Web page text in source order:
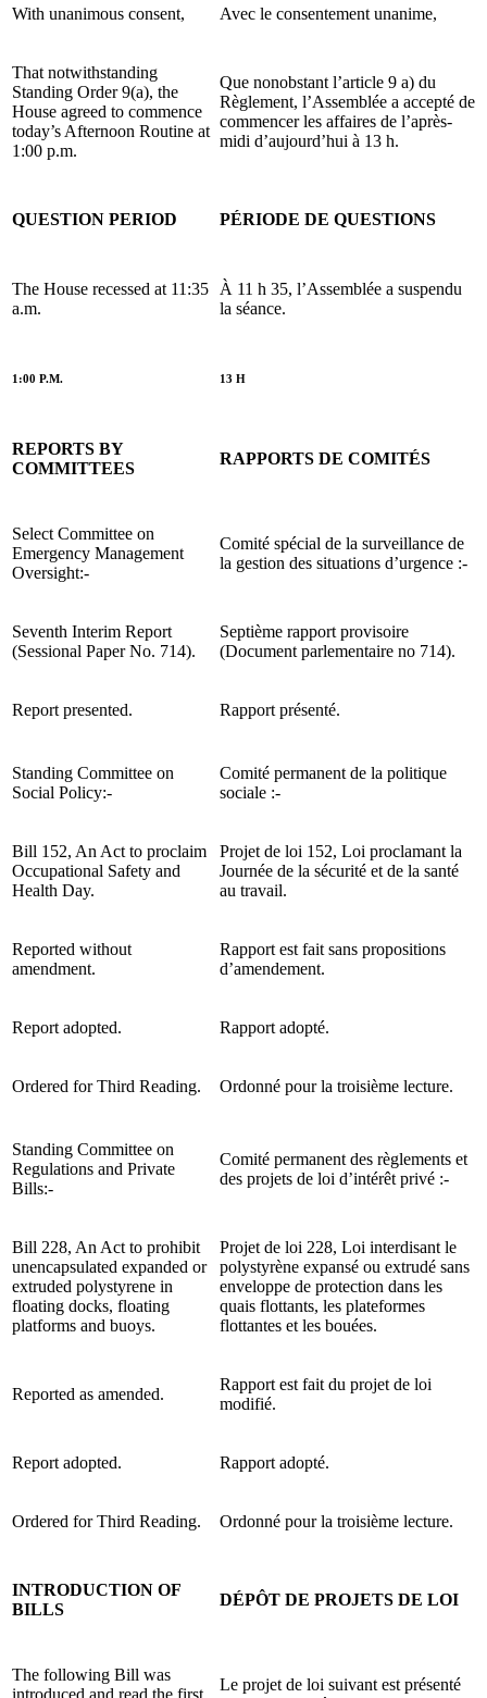
With unanimous consent, Avec le consentement unanime,
That notwithstanding
Standing Order 9(a), the
House agreed to commence
today’s Afternoon Routine at
1:00 p.m.
Que nonobstant l’article 9 a) du
Règlement, l’Assemblée a accepté de
commencer les affaires de l’après-
midi d’aujourd’hui à 13 h.
QUESTION PERIOD PÉRIODE DE QUESTIONS
The House recessed at 11:35
a.m.
À 11 h 35, l’Assemblée a suspendu
la séance.
1:00 P.M. 13 H
REPORTS BY
COMMITTEES
RAPPORTS DE COMITÉS
Select Committee on
Emergency Management
Oversight:-
Comité spécial de la surveillance de
la gestion des situations d’urgence :-
Seventh Interim Report
(Sessional Paper No. 714).
Septième rapport provisoire
(Document parlementaire no 714).
Report presented. Rapport présenté.
Standing Committee on
Social Policy:-
Comité permanent de la politique
sociale :-
Bill 152, An Act to proclaim
Occupational Safety and
Health Day.
Projet de loi 152, Loi proclamant la
Journée de la sécurité et de la santé
au travail.
Reported without
amendment.
Rapport est fait sans propositions
d’amendement.
Report adopted. Rapport adopté.
Ordered for Third Reading. Ordonné pour la troisième lecture.
Standing Committee on
Regulations and Private
Bills:-
Comité permanent des règlements et
des projets de loi d’intérêt privé :-
Bill 228, An Act to prohibit
unencapsulated expanded or
extruded polystyrene in
floating docks, floating
platforms and buoys.
Projet de loi 228, Loi interdisant le
polystyrène expansé ou extrudé sans
enveloppe de protection dans les
quais flottants, les plateformes
flottantes et les bouées.
Reported as amended.
Rapport est fait du projet de loi
modifié.
Report adopted. Rapport adopté.
Ordered for Third Reading. Ordonné pour la troisième lecture.
INTRODUCTION OF
BILLS
DÉPÔT DE PROJETS DE LOI
The following Bill was
introduced and read the first
Le projet de loi suivant est présenté